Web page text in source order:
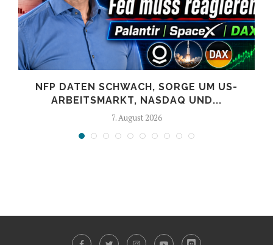
NFP DATEN SCHWACH, SORGE UM US-
ARBEITSMARKT, NASDAQ UND...
7. August 2026